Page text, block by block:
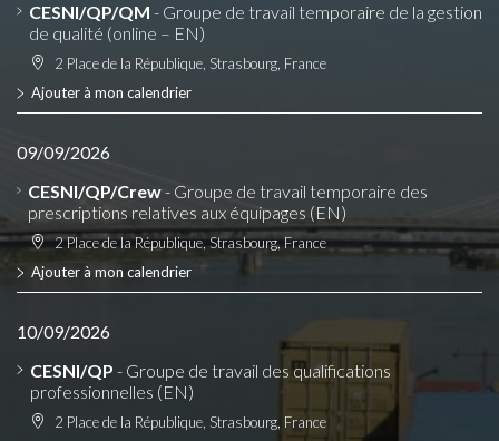
CESNI/QP/QM - Groupe de travail temporaire de la gestion
de qualité (online – EN)
2 Place de la République, Strasbourg, France
Ajouter à mon calendrier
09/09/2026
CESNI/QP/Crew- Groupe de travail temporaire des
prescriptions relatives aux équipages (EN)
2 Place de la République, Strasbourg, France
Ajouter à mon calendrier
10/09/2026
CESNI/QP - Groupe de travail des qualifications
professionnelles (EN)
2 Place de la République, Strasbourg, France